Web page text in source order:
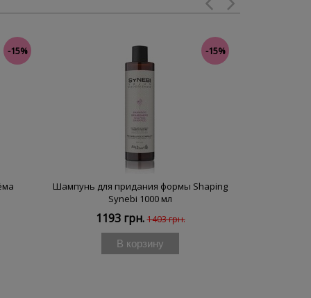
-15%
Шампунь для придания формы Shaping
Synebi 1000 мл
1193 грн. 1403 грн.
-15%
В корзину